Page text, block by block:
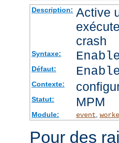
Description: Active
crash
Syntaxe:
Défaut:
Contexte:
Statut: MPM
Module: event
Pour des